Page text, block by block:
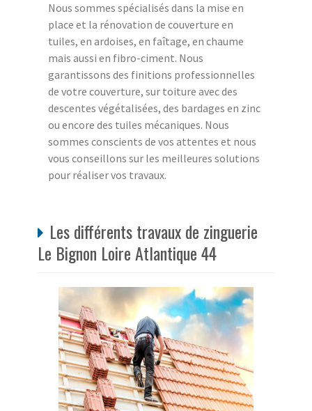
Nous sommes spécialisés dans la mise en
place et la rénovation de couverture en
tuiles, en ardoises, en faîtage, en chaume
mais aussi en fibro-ciment. Nous
garantissons des finitions professionnelles
de votre couverture, sur toiture avec des
descentes végétalisées, des bardages en zinc
ou encore des tuiles mécaniques. Nous
sommes conscients de vos attentes et nous
vous conseillons sur les meilleures solutions
pour réaliser vos travaux.
Les différents travaux de zinguerie
Le Bignon Loire Atlantique 44